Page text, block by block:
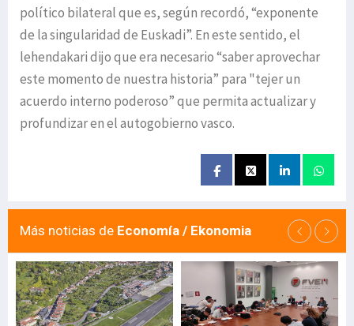
político bilateral que es, según recordó, “exponente
de la singularidad de Euskadi”. En este sentido, el
lehendakari dijo que era necesario “saber aprovechar
este momento de nuestra historia” para "tejer un
acuerdo interno poderoso” que permita actualizar y
profundizar en el autogobierno vasco.
Más noticias de Economía / Ekonomia